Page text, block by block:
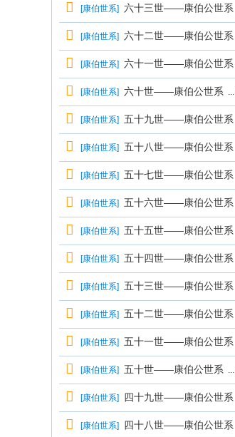
[康伯世系] 六十三世——康伯公世系
[康伯世系] 六十二世——康伯公世系
[康伯世系] 六十一世——康伯公世系
[康伯世系] 六十世——康伯公世系 ...
[康伯世系] 五十九世——康伯公世系
[康伯世系] 五十八世——康伯公世系
[康伯世系] 五十七世——康伯公世系
[康伯世系] 五十六世——康伯公世系
[康伯世系] 五十五世——康伯公世系
[康伯世系] 五十四世——康伯公世系
[康伯世系] 五十三世——康伯公世系
[康伯世系] 五十二世——康伯公世系
[康伯世系] 五十一世——康伯公世系
[康伯世系] 五十世——康伯公世系 ...
[康伯世系] 四十九世——康伯公世系
[康伯世系] 四十八世——康伯公世系